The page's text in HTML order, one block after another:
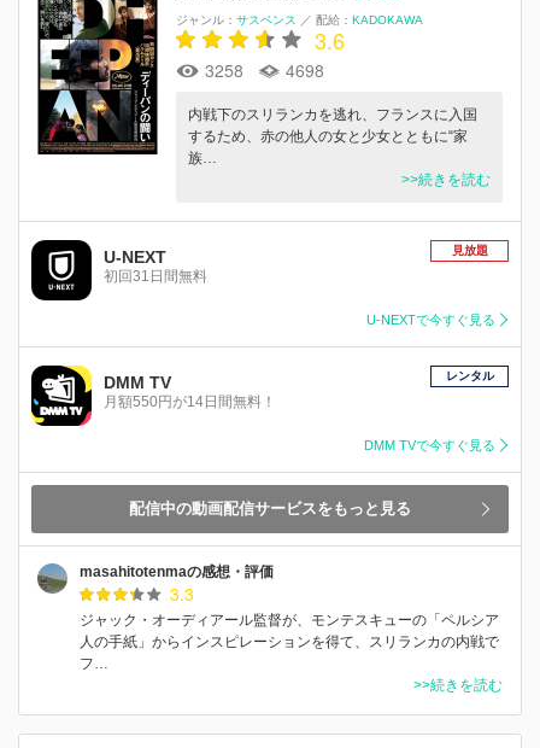
ジャンル： サスペンス ／ 配給： KADOKAWA
3.6
3258 4698
内戦下のスリランカを逃れ、フランスに入国
するため、赤の他人の女と少女とともに“家
族…
>>続きを読む
U-NEXT
初回31日間無料
見放題
U-NEXTで今すぐ見る
DMM TV
月額550円が14日間無料！
レンタル
DMM TVで今すぐ見る
配信中の動画配信サービスをもっと見る
masahitotenmaの感想・評価
3.3
ジャック・オーディアール監督が、モンテスキューの「ペルシア
人の手紙」からインスピレーションを得て、スリランカの内戦で
フ…
>>続きを読む